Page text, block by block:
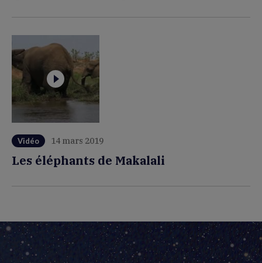
Vidéo 14 mars 2019
Les éléphants de Makalali